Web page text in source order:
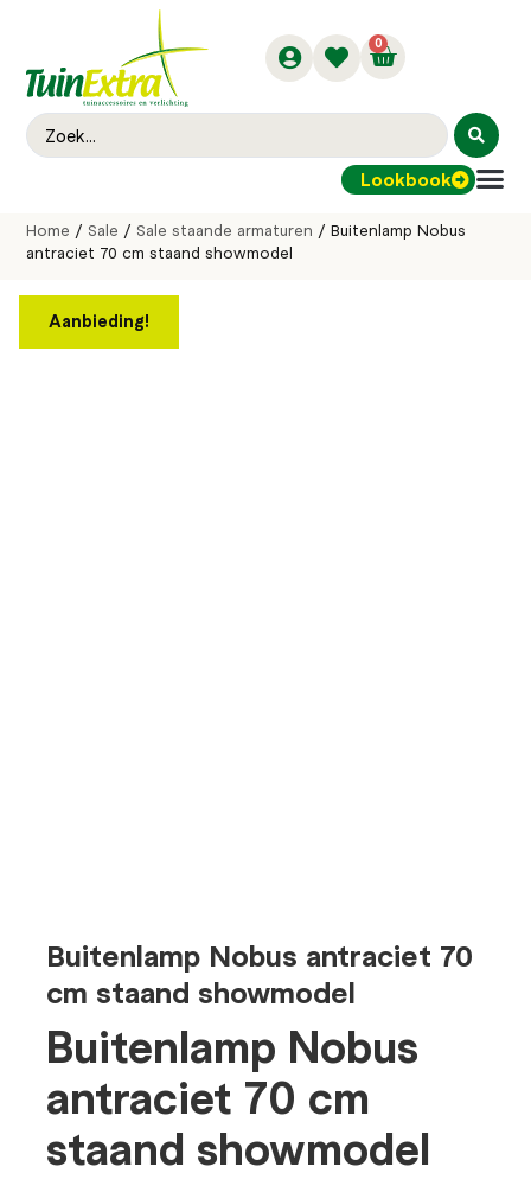
0
Lookbook
Home / Sale / Sale staande armaturen / Buitenlamp Nobus
antraciet 70 cm staand showmodel
Aanbieding!
Buitenlamp Nobus antraciet 70
cm staand showmodel
Buitenlamp Nobus
antraciet 70 cm
staand showmodel